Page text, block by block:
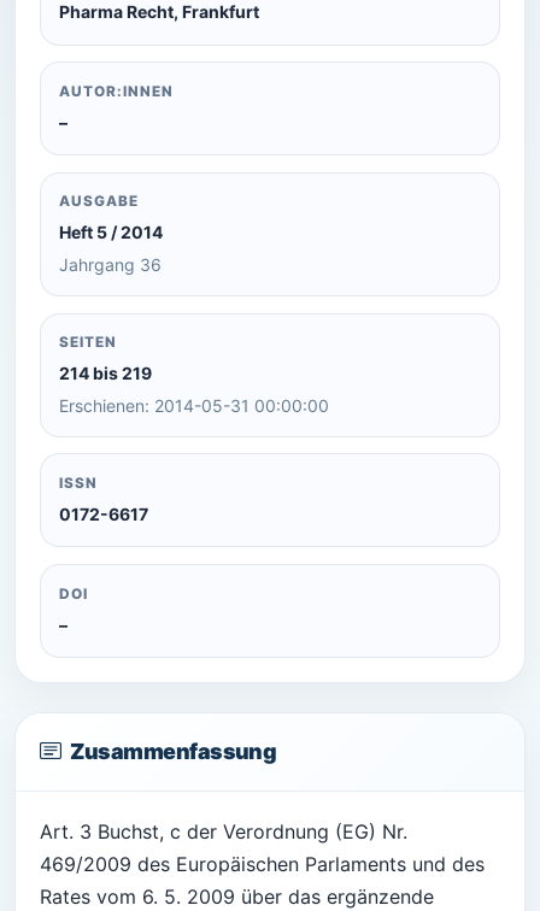
Pharma Recht, Frankfurt
AUTOR:INNEN
–
AUSGABE
Heft 5 / 2014
Jahrgang 36
SEITEN
214 bis 219
Erschienen: 2014-05-31 00:00:00
ISSN
0172-6617
DOI
–
Zusammenfassung
Art. 3 Buchst, c der Verordnung (EG) Nr.
469/2009 des Europäischen Parlaments und des
Rates vom 6. 5. 2009 über das ergänzende